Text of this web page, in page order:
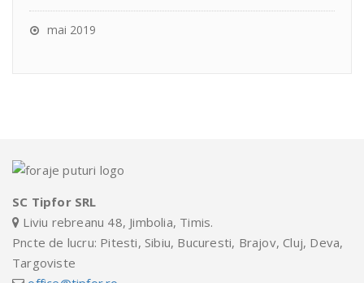
mai 2019
SC Tipfor SRL
Liviu rebreanu 48, Jimbolia, Timis.
Pncte de lucru: Pitesti, Sibiu, Bucuresti, Brajov, Cluj, Deva,
Targoviste